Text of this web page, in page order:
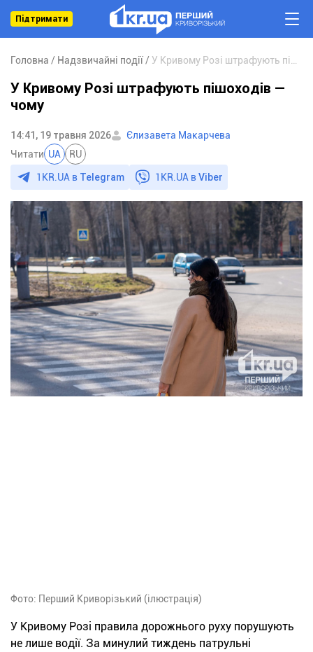
Підтримати
Головна Надзвичайні події
У Кривому Розі штрафують пішоходів —
чому
14:41, 19 травня 2026
Єлизавета Макарчева
Читати UA RU
1KR.UA в Telegram 1KR.UA вViber
Фото: Перший Криворізький (ілюстрація)
У Кривому Розі правила дорожнього руху порушують
не лише водії. За минулий тиждень патрульні